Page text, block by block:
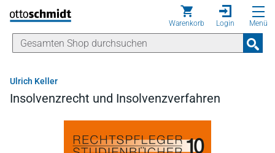
Direkt zum Inhalt
Warenkorb Login Menü
Ulrich Keller
Insolvenzrecht und Insolvenzverfahren